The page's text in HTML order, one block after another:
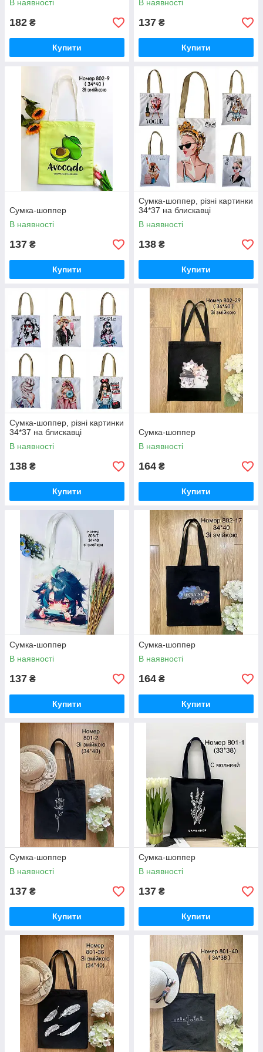
В наявності
182 ₴
Купити
В наявності
137 ₴
Купити
Сумка-шоппер
В наявності
137 ₴
Купити
Сумка-шоппер, різні картинки
34*37 на блискавці
В наявності
138 ₴
Купити
Сумка-шоппер, різні картинки
34*37 на блискавці
В наявності
138 ₴
Купити
Сумка-шоппер
В наявності
164 ₴
Купити
Сумка-шоппер
В наявності
137 ₴
Купити
Сумка-шоппер
В наявності
164 ₴
Купити
Сумка-шоппер
В наявності
137 ₴
Купити
Сумка-шоппер
В наявності
137 ₴
Купити